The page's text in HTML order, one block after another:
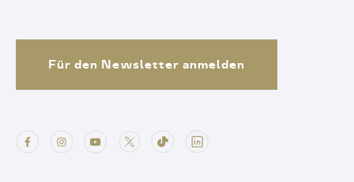
Für den Newsletter anmelden